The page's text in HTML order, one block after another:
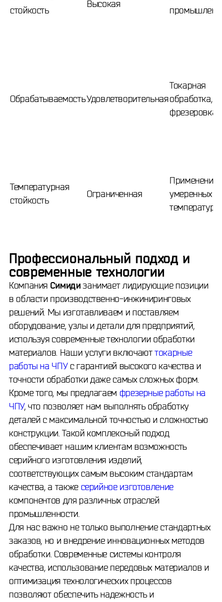
стойкость
Высокая
ОбрабатываемостьУдовлетворительная
Токарная
обработка,
фрезеровка
Температурная
стойкость
Ограниченная
Применение
умеренных
Профессиональный подход и
современные технологии
Компания Симидизанимает лидирующие позиции
в области производственно-инжиниринговых
решений. Мы изготавливаем и поставляем
оборудование, узлы и детали для предприятий,
используя современные технологии обработки
материалов. Наши услуги включаюттокарные
работы на ЧПУс гарантией высокого качества и
точности обработки даже самых сложных форм.
Кроме того, мы предлагаем фрезерные работы на
ЧПУ, что позволяет нам выполнять обработку
деталей с максимальной точностью и сложностью
конструкции. Такой комплексный подход
обеспечивает нашим клиентам возможность
серийного изготовления изделий,
соответствующих самым высоким стандартам
качества, а также серийное изготовление
компонентов для различных отраслей
промышленности.
Для нас важно не только выполнение стандартных
заказов, но и внедрение инновационных методов
обработки. Современные системы контроля
качества, использование передовых материалов и
оптимизация технологических процессов
позволяют обеспечить надежность и